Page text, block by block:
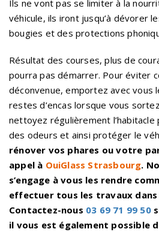
Ils ne vont pas se limiter à la
véhicule, ils iront jusqu’à dévorer
bougies et des protections
Résultat des courses, plus de
pourra pas démarrer. Pour éviter
déconvenue, emportez avec vous
restes d’encas lorsque vous
nettoyez régulièrement
des odeurs et ainsi protéger le
rénover vos phares ou votre
appel à OuiGlass Strasbourg.
s’engage à vous les rendre
effectuer tous les travaux
Contactez-nous 03 69 71 99 50
il vous est également possible